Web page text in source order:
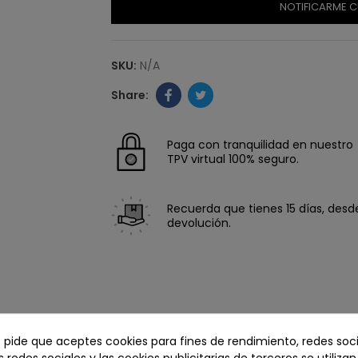
NOTIFICARME
SKU: N/A
Paga con tranquilidad en nuestro
TPV virtual 100% seguro.
Recuerda que tienes 15 días,
devolución.
que aceptes cookies para fines de rendimiento, redes